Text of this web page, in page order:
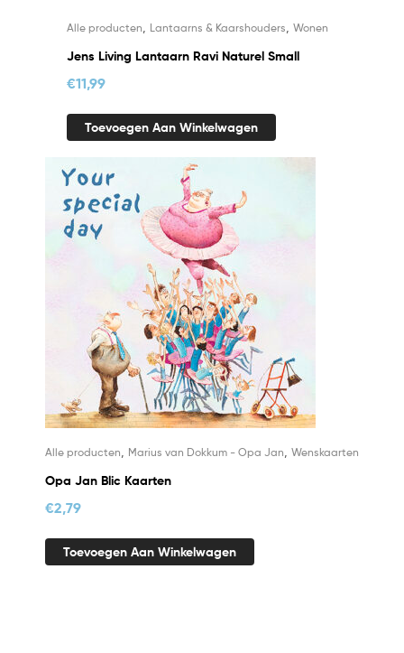
Alle producten Lantaarns & Kaarshouders Wonen
Jens Living Lantaarn Ravi Naturel Small
€11,99
Toevoegen Aan Winkelwagen
Alle producten Marius van Dokkum - Opa Jan Wenskaarten
Opa Jan Blic Kaarten
€2,79
Toevoegen Aan Winkelwagen